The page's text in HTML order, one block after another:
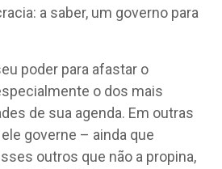
a saber, um governo para
poder para afastar o
o dos mais
de sua agenda. Em outras
governe – ainda que
outros que não a propina,